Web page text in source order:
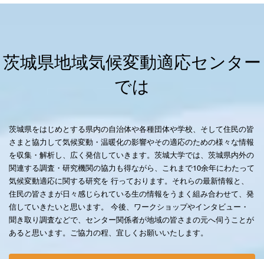
茨城県地域気候変動適応センター
では
茨城県をはじめとする県内の自治体や各種団体や学校、そして住民の皆
さまと協力して気候変動・温暖化の影響やその適応のための様々な情報
を収集・解析し、広く発信していきます。茨城大学では、茨城県内外の
関連する調査・研究機関の協力も得ながら、これまで10余年にわたって
気候変動適応に関する研究を 行っております。それらの最新情報と、
住民の皆さまが日々感じられている生の情報をうまく組み合わせて、発
信していきたいと思います。 今後、ワークショップやインタビュー・
聞き取り調査などで、センター関係者が地域の皆さまの元へ伺うことが
あると思います。ご協力の程、宜しくお願いいたします。